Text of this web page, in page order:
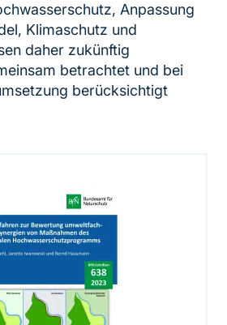
Anpassung
Klimaschutz und
daher zukünftig
betrachtet und bei
berücksichtigt